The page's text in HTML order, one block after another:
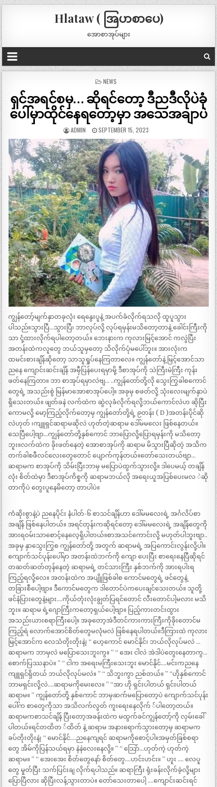
Hlataw ( အြပာစာပေ)
အောစာအုပ်များ
POSTED
NEWS
ရှင်အရင်စမှ… ဆိုရင်တော့ ဒီညဒီလိုပဲခုံ
ပေါ်မှာထိုင်နေရတော့မှာ အသေအချာပဲ
ADMIN SEPTEMBER 15, 2023
ကျွန်တော့်မျက်နှာတခုလုံး ရေနွေးပူနဲ့ အပက်ခံလိုက်ရသလို ထူပူသွား
ပါသည်။သွားပြီ…သွားပြီ၊ ဘာလုပ်လို့ လုပ်ရမှန်းမသိတော့တာနဲ့ ခေါင်းကြီးကို
သာ ငုံ့ထားလိုက်ရပါတော့တယ်။ ဘေးနားက ကုလားမြင့်အောင် ကလွဲပြီး
အတန်းထဲကလူတွေ ဘယ်သူမှတော့ သိလိုက်ပုံမပေါ်ဘူး။ အားလုံးက
ထမင်းစားချိန်ဆိုတော့ သာသူရှုပ်နေကြတာလေ။ ကျွန်တော်နဲ့ မြင့်အောင်သာ
ညနေ ကျောင်းဆင်းချိန် အမှီပြန်ပေးရမှာမို့ ဒီစာအုပ်ကို သဲကြီးမဲကြီး ကုန်း
ဖတ်နေကြတာ။ ဘာ စာအုပ်ရမှာလဲဗျ… ..ကျွန်တော်တို့လို သွေးကြွခါစကောင်
တွေရဲ့ အသည်းစွဲ မြန်မာအောစာအုပ်ပေါ့။ အခုမှ စဖတ်လို့ သုံးလေးမျက်နှာပဲ
ရှိသေးတယ်။ ဖျတ်ခနဲ လက်ထဲက ဆွဲလုခံလိုက်ရလို့ဘယ်ကောင်လဲဟ ဆိုပြီး
ကောမလို့ မော့ကြည့်လိုက်တော့မှ ကျွန်တော်တို့ရဲ့ ၉တန်း ( D )အတန်းပိုင်ဆို
လဲဟုတ် ၊ကျူရှင်ဆရာမဆိုလဲ ဟုတ်တဲ့ဆရာမ ဒေါ်မမလေး ဖြစ်နေတယ်။
သေပြီပေါ့ဗျာ…ကျွန်တော်တို့နှစ်ကောင် ဘာပြောလို့ပြောရမှန်းကို မသိတော့
ဘူး။လက်ထဲက ခိုးဖတ်နေတဲ့ အောစာအုပ်ကို ဆရာမ မိသွားပြီဆိုတဲ့ အသိက
တက်ခါစဖီလင်လေးတွေတောင် ပျောက်ကုန်တယ်။တော်သေးတယ်ဗျာ…
ဆရာမက စာအုပ်ကို သိမ်းပြီးဘာမှ မပြောပဲထွက်သွားလို့။ ဒါပေမယ့် တချိန်
လုံး စိတ်ထဲမှာ ဒီစာအုပ်ကိစ္စကို ဆရာမဘယ်လို အရေးယူအပြစ်ပေးမလ ဲဆို
တာကိုပဲ တွေးပူနေမိတော့ တာပါပဲ။
ကံဆိုးစွာနဲ့ပဲ ညနေပိုင်း နံပါတ်-၆ စာသင်ချိန်ဟာ ဒေါ်မမလေးရဲ့ အင်္ဂလိပ်စာ
အချိန် ဖြစ်နေပါတယ်။ အရင်တုန်းကဆိုရင်တော့ ဒေါ်မမလေးရဲ့ အချိန်တွေကို
အားရဝမ်းသာစောင့်နေလေ့ရှိပါတယ်။စာအသင်ကောင်းလို့ မဟုတ်ပါဘူးဗျာ..
အခုမှ နှာသွေးကြွစ ကျွန်တော်တို့ အတွက် ဆရာမရဲ့ အပြကောင်းလွန်းလို့ပါ။
ကျောက်သင်ပုန်းပေါ်မှာ အတန်းထဲဘက်ကို ကျော ပေးပြီး စာရေးနေပြီဆိုရင်
တဆတ်ဆတ်တုန်နေတဲ့ ဆရာမရဲ့ တင်သားကြီး နှစ်ဘက်ကို အားရပါးရ
ကြည့်ရလို့လေ။ အတန်းထဲက အပျိူဖြစ်ခါစ ကောင်မတွေရဲ့ ဖင်တွေနဲ့
တခြားစီပေါ့ဗျာ။ ဒီကောင်မတွေက ဒါတောင်ပဲကပေးချင်သေးတယ်။ သူတို့
ဖင်နံပြားတွေနဲ့များ….ကိုယ်တုံးလုံးချွတ်ပြရင်တောင် လီးတောင်ပါ့မလား မသိ
ဘူး။ ဆရာမ ရဲ့ဂျောကြီးကတော့ရှယ်ပေါ့ဗျာ။ ပြည့်ကားတင်းထွား
အသည်းယားစရာကြီးပေါ့။ အခုတော့အဲဒီတင်ကားကားကြီးကိုခိုးတောင်မ
ကြည့်ရဲ လောက်အောင်စိတ်တွေမလုံမလဲ ဖြစ်နေရပါတယ်။ဒီကြားထဲ ကုလား
မြင့်အောင်က လေသံတိုးတိုးနဲ့၊ “ ဟေ့ကောင် မောင်နိုင်၊ ဘယ်လိုလုပ်မလဲ …
ဆရာမက ဘာမှလဲ မပြောသေးဘူးကွ။ ” “ အေး ငါလဲ အဲဒါပဲတွေးနေတာကွ…
စောက်ပြဿနာပဲ။ ” “ ငါက အရေးမကြီးသေးဘူး မောင်နိုင်….မင်းကညနေ
ကျူရှင်ရှိတယ် ဘယ်လိုလုပ်မလဲ။ ” “ သိဘူးကွာ ညစ်တယ်။ ” “ဟိုနှစ်ကောင်
ဘာမရှင်းလို့လဲ….ဆရာမကိုမေးလေ။ ” “အာ ဟို ရှင်းပါတယ် ရှင်းပါတယ်
ဆရာမ။ ” ကျွန်တော်တို့ နှစ်ကောင် ဘာမှဆက်မပြောတော့ပဲ ကျောက်သင်ပုန်း
ပေါ်က စာတွေကိုသာ အသိလက်လွတ် ကူးရေးနေလိုက် ်ပါတော့တယ်။
ဆရာမကစာသင်ချိန် ပြီးတော့အခန်းထဲက မထွက်ခင်ကျွန်တော့်ကို လှမ်းခေါ်
ပါတယ်။ရင်တထိတ ်ထိတ် နဲ့ ဆရာမ အနားရောက်သွားတော့မှ ဆရာမက
ခပ်တိုးတိုးနဲ့၊ “ မောင်နိုင်….ညနေကျရင် ဆရာမကိုစောင့်ပါ။အမှတ်ခြစ်စရာ
တွေ အိမ်ကိုပြန်သယ်ရမှာ နဲနဲလေးနေလို့။ ” “ သြော်…ဟုတ်ကဲ့ ဟုတ်ကဲ့
ဆရာမ။ ” “ အေးအေး စိတ်တွေနော် စိတ်တွေ….ဟင်းဟင်း။ ” ဟူး …. လေပူ
တွေ မှုတ်ပြီး သက်ပြင်းချ လိုက်ရပါသည်။ ဆရာကြီး ရုံးခန်းလိုက်ခဲ့လို့များ
ပြောပြီလား ဆိုပြီးလန့်သွားတာပဲ။ တော်သေးတာပေါ့ ….ကျောင်းဆင်းရင်